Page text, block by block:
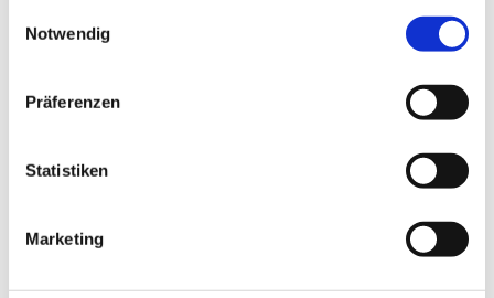
Notwendig
Präferenzen
Statistiken
Marketing